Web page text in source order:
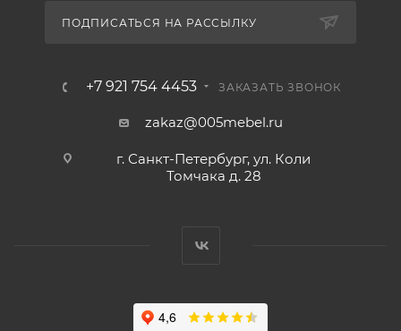
ПОДПИСАТЬСЯ НА РАССЫЛКУ
+7 921 754 4453 ЗАКАЗАТЬ ЗВОНОК
zakaz@005mebel.ru
г. Санкт-Петербург, ул. Коли
Томчака д. 28